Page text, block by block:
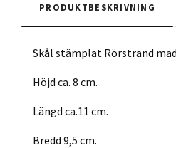
PRODUKTBESKRIVNING
Skål stämplat Rörstrand
Höjd ca. 8 cm.
Längd ca.11 cm.
Bredd 9,5 cm.